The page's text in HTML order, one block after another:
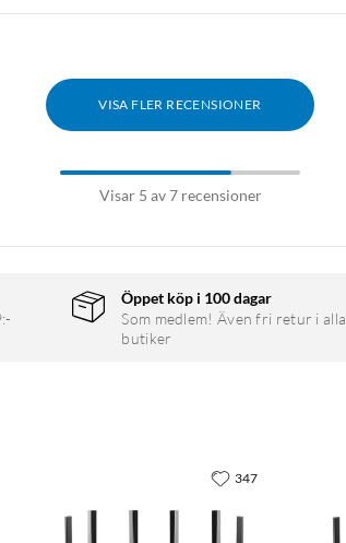
VISA FLER RECENSIONER
Visar 5 av 7 recensioner
Öppet köp i 100 dagar
Som medlem! Även fri retur i alla
butiker
347